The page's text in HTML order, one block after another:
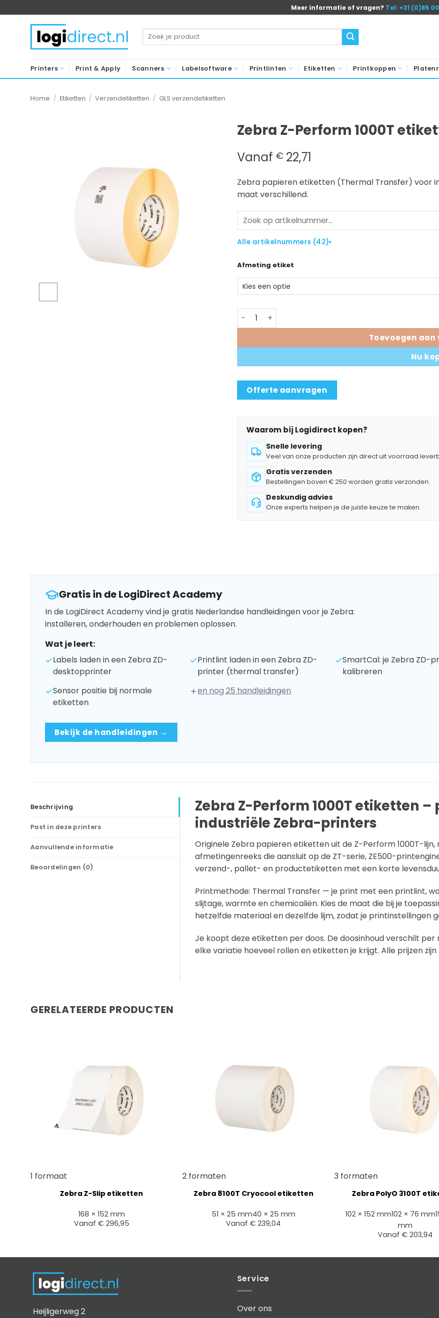
naar
Meer informatie of vragen? Tel: +31 (0)85
Zoeken
Printers Print & Apply Scanners Labelsoftware Printlinten Etiketten Printkoppen
Home / Etiketten / Verzendetiketten / GLS verzendetiketten
Zebra Z-Perform 1000T
Vanaf €22,71
Zebra papieren etiketten (Thermal Transfer) voor
maat verschillend.
Alle artikelnummers (42)▾
Afmeting etiket
Zebra Z-Perform 1000T etiketten aantal
Toevoegen aan
Nu
Offerte aanvragen
Waarom bij Logidirect kopen?
Snelle levering
Veel van onze producten zijn direct uit voorraad
Gratis verzenden
Bestellingen boven € 250 worden gratis verzonden.
Deskundig advies
Onze experts helpen je de juiste keuze te maken.
Gratis in de LogiDirect Academy
In de LogiDirect Academy vind je gratis Nederlandse handleidingen voor je Zebra:
installeren, onderhouden en problemen oplossen.
Wat je leert:
Labels laden in een Zebra ZD-
desktopprinter
Printlint laden in een Zebra ZD-
printer (thermal transfer)
SmartCal: je Zebra ZD-
kalibreren
Sensor positie bij normale
etiketten
en nog 25 handleidingen
Bekijk de handleidingen →
Beschrijving
Past in deze printers
Aanvullende informatie
Beoordelingen (0)
Zebra Z-Perform 1000T etiketten
industriële Zebra-printers
Originele Zebra papieren etiketten uit de Z-Perform 1000T-
afmetingenreeks die aansluit op de ZT-serie, ZE500-
verzend-, pallet- en productetiketten met een korte
Printmethode: Thermal Transfer — je print met een printlint,
slijtage, warmte en chemicaliën. Kies de maat die bij je
hetzelfde materiaal en dezelfde lijm, zodat je printinstellingen
Je koopt deze etiketten per doos. De doosinhoud verschilt
elke variatie hoeveel rollen en etiketten je krijgt. Alle prijzen
GERELATEERDE PRODUCTEN
1 formaat
Zebra Z-Slip etiketten
168 × 152 mm
Vanaf € 296,95
2 formaten
Zebra 8100T Cryocool etiketten
51 × 25 mm40 × 25 mm
Vanaf € 239,04
3 formaten
Zebra PolyO 3100T
102 × 152 mm102 × 76 mm
mm
Vanaf € 203,94
Heijligerweg 2
Service
Over ons